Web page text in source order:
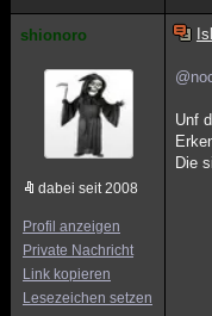
shionoro
dabei seit 2008
Profil anzeigen
Private Nachricht
Link kopieren
Lesezeichen setzen
Unf
Die